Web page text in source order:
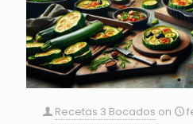
Recetas 3 Bocados on